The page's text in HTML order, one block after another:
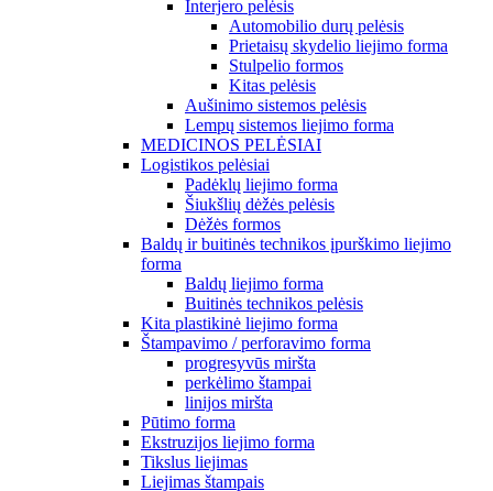
Interjero pelėsis
Automobilio durų pelėsis
Prietaisų skydelio liejimo forma
Stulpelio formos
Kitas pelėsis
Aušinimo sistemos pelėsis
Lempų sistemos liejimo forma
MEDICINOS PELĖSIAI
Logistikos pelėsiai
Padėklų liejimo forma
Šiukšlių dėžės pelėsis
Dėžės formos
Baldų ir buitinės technikos įpurškimo liejimo
forma
Baldų liejimo forma
Buitinės technikos pelėsis
Kita plastikinė liejimo forma
Štampavimo / perforavimo forma
progresyvūs miršta
perkėlimo štampai
linijos miršta
Pūtimo forma
Ekstruzijos liejimo forma
Tikslus liejimas
Liejimas štampais